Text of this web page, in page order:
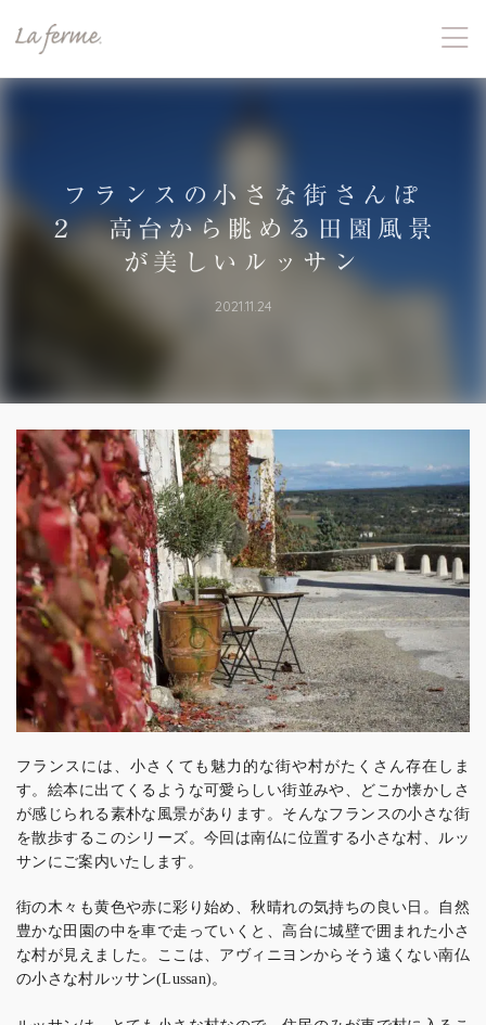
フランスの小さな街さんぽ
２ 高台から眺める田園風景
が美しいルッサン
2021.11.24
フランスには、小さくても魅力的な街や村がたくさん存在しま
す。絵本に出てくるような可愛らしい街並みや、どこか懐かしさ
が感じられる素朴な風景があります。そんなフランスの小さな街
を散歩するこのシリーズ。今回は南仏に位置する小さな村、ルッ
サンにご案内いたします。
街の木々も黄色や赤に彩り始め、秋晴れの気持ちの良い日。自然
豊かな田園の中を車で走っていくと、高台に城壁で囲まれた小さ
な村が見えました。ここは、アヴィニヨンからそう遠くない南仏
の小さな村ルッサン(Lussan)。